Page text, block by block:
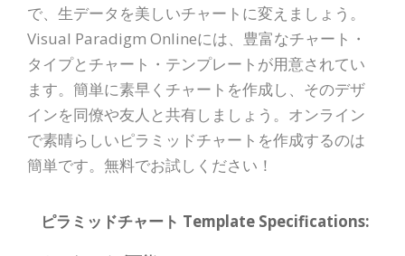
で、生データを美しいチャートに変えましょう。
Visual Paradigm Onlineには、豊富なチャート・
タイプとチャート・テンプレートが用意されてい
ます。簡単に素早くチャートを作成し、そのデザ
インを同僚や友人と共有しましょう。オンライン
で素晴らしいピラミッドチャートを作成するのは
簡単です。無料でお試しください！
ピラミッドチャート Template Specifications: